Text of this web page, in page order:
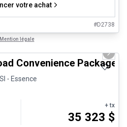
votre achat
#D2738
Mention légale
Next
Convenience Package
- Essence
+ tx
35 323 $